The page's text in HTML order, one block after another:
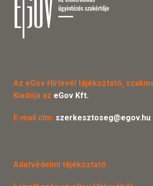
Az eGov Hírlevél tájékoztató,
Kiadója az eGov Kft.
E-mail cím: szerkesztoseg@egov.hu
Adatvédelmi tájékoztató